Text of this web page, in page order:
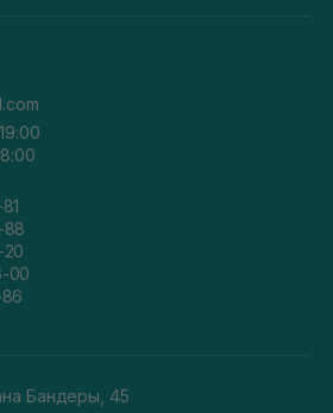
88
00
Бандеры, 45